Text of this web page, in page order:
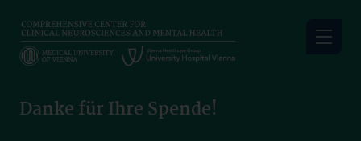
main
content
Danke für Ihre Spende!